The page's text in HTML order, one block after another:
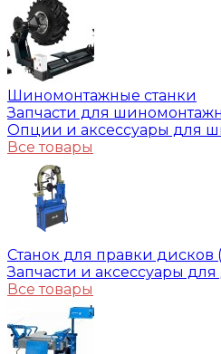
Шиномонтажные станки
Запчасти для
Опции и аксессуары для
Все товары
Станок для правки дисков
Запчасти и аксессуары
Все товары